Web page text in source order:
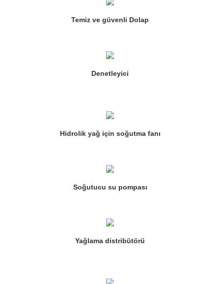
Temiz ve güvenli Dolap
Denetleyici
Hidrolik yağ için soğutma fanı
Soğutucu su pompası
Yağlama distribütörü